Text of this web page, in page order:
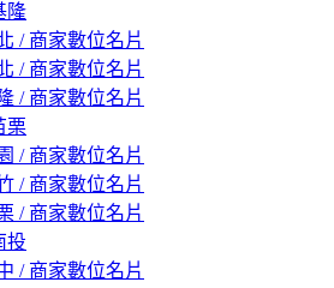
隆
/ 商家數位名片
/ 商家數位名片
/ 商家數位名片
栗
/ 商家數位名片
/ 商家數位名片
/ 商家數位名片
投
/ 商家數位名片